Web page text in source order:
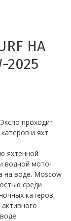
НА
2025
проходит
и яхт
яхтенной
водной мото-
на воде. Moscow
среди
катеров,